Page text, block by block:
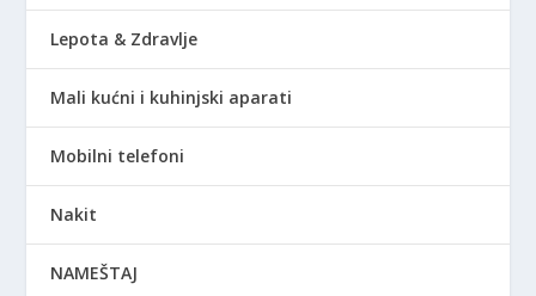
Lepota & Zdravlje
Mali kućni i kuhinjski aparati
Mobilni telefoni
Nakit
NAMEŠTAJ